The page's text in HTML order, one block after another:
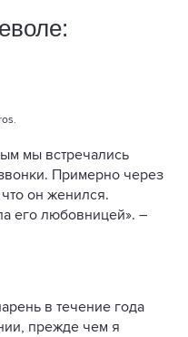
мы встречались
Примерно через
он женился.
его любовницей». –
в течение года
прежде чем я